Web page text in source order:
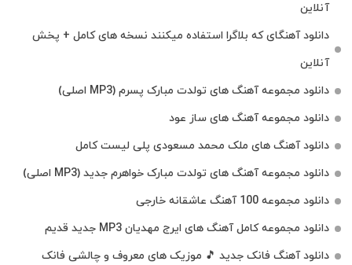
آنلاین
دانلود آهنگای که بلاگرا استفاده میکنند نسخه های کامل + پخش
آنلاین
دانلود مجموعه آهنگ های تولدت مبارک پسرم (MP3 اصلی)
دانلود مجموعه آهنگ های ساز عود
دانلود آهنگ های ملک‌ محمد مسعودی پلی لیست کامل
دانلود مجموعه آهنگ های تولدت مبارک خواهرم جدید (MP3 اصلی)
دانلود مجموعه 100 آهنگ عاشقانه خارجی
دانلود مجموعه کامل آهنگ های ایرج مهدیان MP3 جدید قدیم
دانلود آهنگ فانک جدید 🎵 موزیک‌ های معروف و چالشی فانک